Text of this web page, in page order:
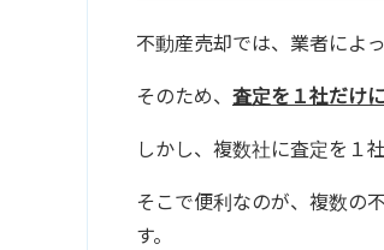
不動産売却では、業者によ
そのため、 査定を１社だけ
しかし、複数社に査定を１
そこで便利なのが、複数の
す。